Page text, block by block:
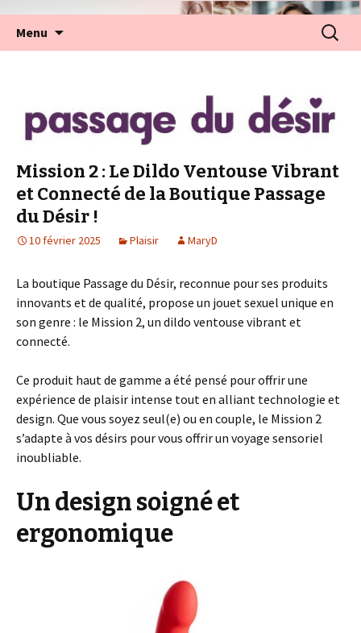
Menu
Mission 2 : Le Dildo Ventouse Vibrant
et Connecté de la Boutique Passage
du Désir !
10 février 2025 Plaisir MaryD
La boutique Passage du Désir, reconnue pour ses produits
innovants et de qualité, propose un jouet sexuel unique en
son genre : le Mission 2, un dildo ventouse vibrant et
connecté.
Ce produit haut de gamme a été pensé pour offrir une
expérience de plaisir intense tout en alliant technologie et
design. Que vous soyez seul(e) ou en couple, le Mission 2
s’adapte à vos désirs pour vous offrir un voyage sensoriel
inoubliable.
Un design soigné et
ergonomique